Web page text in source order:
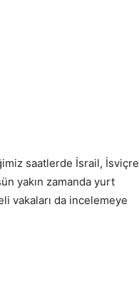
saatlerde İsrail, İsviçre
yakın zamanda yurt
vakaları da incelemeye